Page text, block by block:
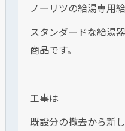
ノーリツの給湯専用
スタンダードな給湯
商品です。
工事は
既設分の撤去から新